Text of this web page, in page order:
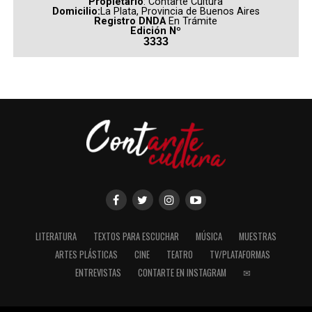
Gueilburt. El guion fue desarrollado porNicolás
Pablo Olmedo, mientras que la producción
Sebastián Gamba
Comparte esto:
Domicilio:La Plata, Provincia de Buenos Aires
Registro DNDA En Trámite
Edición Nº
3333
LITERATURA TEXTOS PARA ESCUCHAR MÚSICA
MUESTRAS
ARTES PLÁSTICAS
CINE TEATRO
TV/PLATAFORMAS
ENTREVISTAS
CONTARTE EN INSTAGRAM ✉